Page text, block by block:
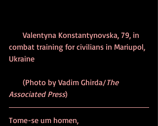
combat training for civilians in Mariupol,
Ukraine
       (Photo by Vadim Ghirda/
The
Associated Press)
Tome-se um homen,